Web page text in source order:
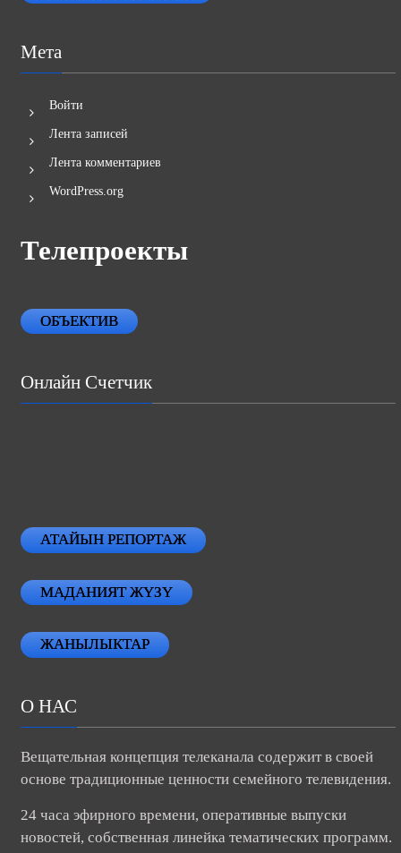
Мета
Войти
Лента записей
Лента комментариев
WordPress.org
Телепроекты
ОБЪЕКТИВ
Онлайн Счетчик
АТАЙЫН РЕПОРТАЖ
МАДАНИЯТ ЖҮЗҮ
ЖАНЫЛЫКТАР
О НАС
Вещательная концепция телеканала содержит в своей
основе традиционные ценности семейного телевидения.
24 часа эфирного времени, оперативные выпуски
новостей, собственная линейка тематических программ.